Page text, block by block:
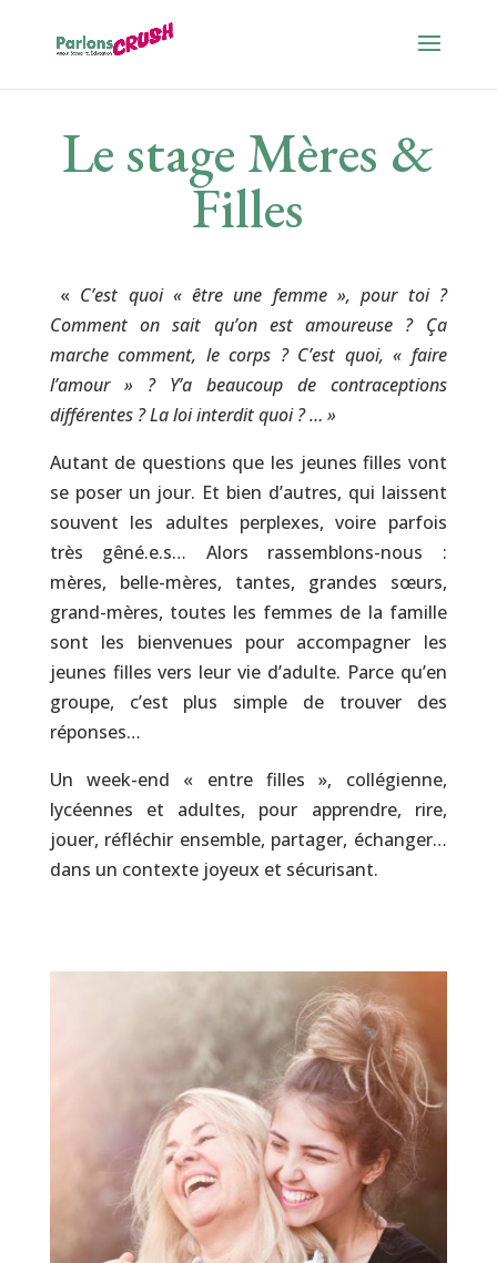
Le stage Mères &
Filles
« C’est quoi « être une femme », pour toi ?
Comment on sait qu’on est amoureuse ? Ça
marche comment, le corps ? C’est quoi, « faire
l’amour » ? Y’a beaucoup de contraceptions
différentes ? La loi interdit quoi ? … »
Autant de questions que les jeunes filles vont
se poser un jour. Et bien d’autres, qui laissent
souvent les adultes perplexes, voire parfois
très gêné.e.s… Alors rassemblons-nous :
mères, belle-mères, tantes, grandes sœurs,
grand-mères, toutes les femmes de la famille
sont les bienvenues pour accompagner les
jeunes filles vers leur vie d’adulte. Parce qu’en
groupe, c’est plus simple de trouver des
réponses…
Un week-end « entre filles », collégienne,
lycéennes et adultes, pour apprendre, rire,
jouer, réfléchir ensemble, partager, échanger…
dans un contexte joyeux et sécurisant.